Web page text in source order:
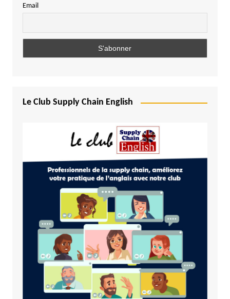
Email
Le Club Supply Chain English